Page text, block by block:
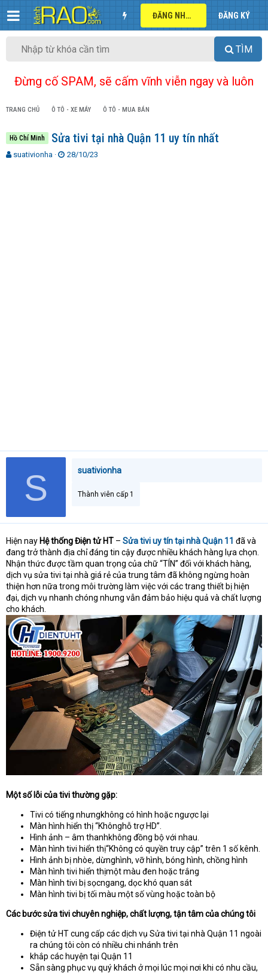
ĐĂNG NHẬP ĐĂNG KÝ
TÌM
Đừng cố SPAM, sẽ cấm vĩnh viễn ngay và luôn
TRANG CHỦ Ô TÔ - XE MÁY Ô TÔ - MUA BÁN
Hồ Chí Minh Sửa tivi tại nhà Quận 11 uy tín nhất
T
suativionha
N
28/10/23
S suativionha
Thành viên cấp 1
Hiện nay Hệ thống Điện tử HT – Sửa tivi uy tín tại nhà Quận 11 đã và
đang trở thành địa chỉ đáng tin cậy được nhiều khách hàng lựa chọn.
Nhận thức được tầm quan trọng của chữ “TÍN” đối với khách hàng,
dịch vụ sửa tivi tại nhà giá rẻ của trung tâm đã không ngừng hoàn
thiện hơn nữa trong môi trường làm việc với các trang thiết bị hiện
đại, dịch vụ nhanh chóng nhưng vẫn đảm bảo hiệu quả và chất lượng
cho khách.
Một số lỗi của tivi thường gặp:
Tivi có tiếng nhưngkhông có hình hoặc ngược lại
Màn hình hiển thị “Khônghỗ trợ HD”.
Hình ảnh – âm thanhkhông đồng bộ với nhau.
Màn hình tivi hiển thị“Không có quyền truy cập” trên 1 số kênh.
Hình ảnh bị nhòe, dừnghình, vỡ hình, bóng hình, chồng hình
Màn hình tivi hiển thịmột màu đen hoặc trắng
Màn hình tivi bị sọcngang, dọc khó quan sát
Màn hình tivi bị tối màu một số vùng hoặc toàn bộ
Các bước sửa tivi chuyên nghiệp, chất lượng, tận tâm của chúng tôi
Điện tử HT cung cấp các dịch vụ Sửa tivi tại nhà Quận 11 ngoài
ra chúng tôi còn có nhiều chi nhánh trên
khắp các huyện tại Quận 11
Sẵn sàng phục vụ quý khách ở mọi lúc mọi nơi khi có nhu cầu,